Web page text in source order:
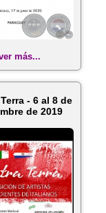
más...
- 6 al 8 de
de 2019